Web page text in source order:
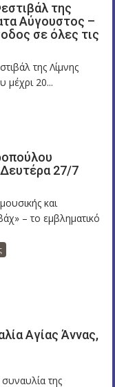
της
Αύγουστος –
σε όλες τις
της Λίμνης
μέχρι 20...
27/7
και
– το εμβληματικό
Αγίας Άννας,
της